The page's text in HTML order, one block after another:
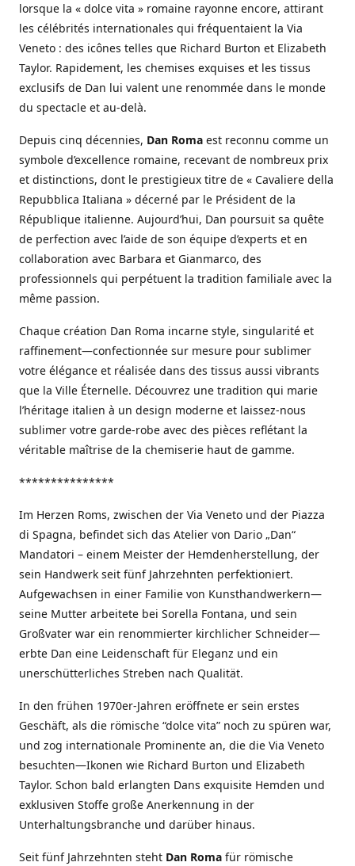
lorsque la « dolce vita » romaine rayonne encore, attirant
les célébrités internationales qui fréquentaient la Via
Veneto : des icônes telles que Richard Burton et Elizabeth
Taylor. Rapidement, les chemises exquises et les tissus
exclusifs de Dan lui valent une renommée dans le monde
du spectacle et au-delà.
Depuis cinq décennies, Dan Roma est reconnu comme un
symbole d’excellence romaine, recevant de nombreux prix
et distinctions, dont le prestigieux titre de « Cavaliere della
Repubblica Italiana » décerné par le Président de la
République italienne. Aujourd’hui, Dan poursuit sa quête
de perfection avec l’aide de son équipe d’experts et en
collaboration avec Barbara et Gianmarco, des
professionnels qui perpétuent la tradition familiale avec la
même passion.
Chaque création Dan Roma incarne style, singularité et
raffinement—confectionnée sur mesure pour sublimer
votre élégance et réalisée dans des tissus aussi vibrants
que la Ville Éternelle. Découvrez une tradition qui marie
l’héritage italien à un design moderne et laissez-nous
sublimer votre garde-robe avec des pièces reflétant la
véritable maîtrise de la chemiserie haut de gamme.
***************
Im Herzen Roms, zwischen der Via Veneto und der Piazza
di Spagna, befindet sich das Atelier von Dario „Dan“
Mandatori – einem Meister der Hemdenherstellung, der
sein Handwerk seit fünf Jahrzehnten perfektioniert.
Aufgewachsen in einer Familie von Kunsthandwerkern—
seine Mutter arbeitete bei Sorella Fontana, und sein
Großvater war ein renommierter kirchlicher Schneider—
erbte Dan eine Leidenschaft für Eleganz und ein
unerschütterliches Streben nach Qualität.
In den frühen 1970er-Jahren eröffnete er sein erstes
Geschäft, als die römische “dolce vita” noch zu spüren war,
und zog internationale Prominente an, die die Via Veneto
besuchten—Ikonen wie Richard Burton und Elizabeth
Taylor. Schon bald erlangten Dans exquisite Hemden und
exklusiven Stoffe große Anerkennung in der
Unterhaltungsbranche und darüber hinaus.
Seit fünf Jahrzehnten steht Dan Roma für römische